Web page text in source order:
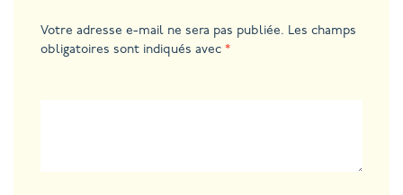
Votre adresse e-mail ne sera pas publiée. Les champs
obligatoires sont indiqués avec *